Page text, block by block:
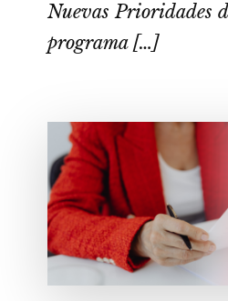
Nuevas Prioridades
programa […]